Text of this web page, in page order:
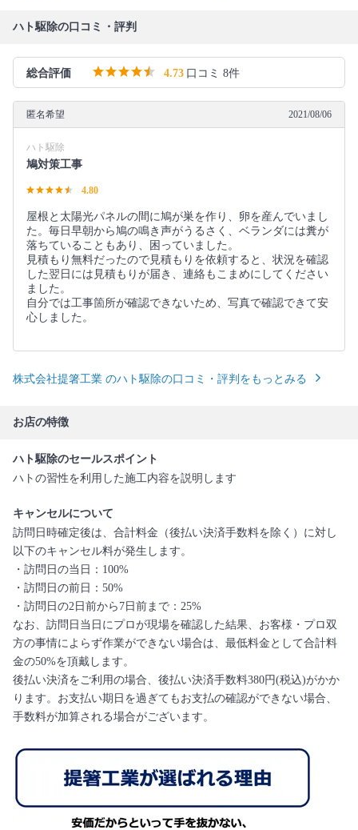
ハト駆除の口コミ・評判
総合評価 4.73 口コミ 8件
匿名希望 2021/08/06
ハト駆除
鳩対策工事
4.80
屋根と太陽光パネルの間に鳩が巣を作り、卵を産んでいまし
た。毎日早朝から鳩の鳴き声がうるさく、ベランダには糞が
落ちていることもあり、困っていました。
見積もり無料だったので見積もりを依頼すると、状況を確認
した翌日には見積もりが届き、連絡もこまめにしてください
ました。
自分では工事箇所が確認できないため、写真で確認できて安
心しました。
株式会社提箸工業 のハト駆除の口コミ・評判をもっとみる
お店の特徴
ハト駆除のセールスポイント
ハトの習性を利用した施工内容を説明します
キャンセルについて
訪問日時確定後は、合計料金（後払い決済手数料を除く）に対し
以下のキャンセル料が発生します。
・訪問日の当日：100%
・訪問日の前日：50%
・訪問日の2日前から7日前まで：25%
なお、訪問日当日にプロが現場を確認した結果、お客様・プロ双
方の事情によらず作業ができない場合は、最低料金として合計料
金の50%を頂戴します。
後払い決済をご利用の場合、後払い決済手数料380円(税込)がかか
ります。お支払い期日を過ぎてもお支払の確認ができない場合、
手数料が加算される場合がございます。